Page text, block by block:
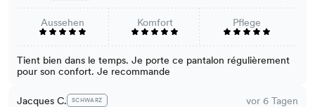
Aussehen Komfort Pflege
Tient bien dans le temps. Je porte ce pantalon régulièrement
pour son confort. Je recommande
Jacques C. SCHWARZ vor 6 Tagen